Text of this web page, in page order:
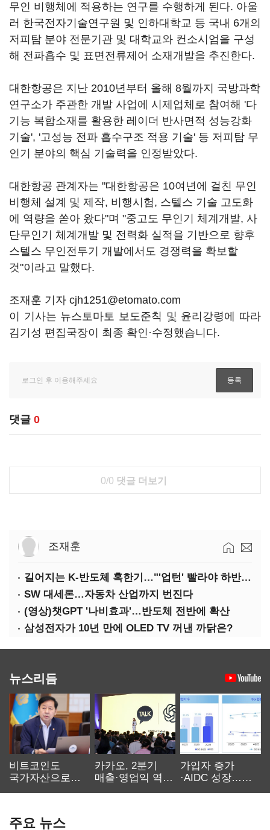
무인 비행체에 적용하는 연구를 수행하게 된다. 아울
러 한국전자기술연구원 및 인하대학교 등 국내 6개의
저피탐 분야 전문기관 및 대학교와 컨소시엄을 구성
해 전파흡수 및 표면전류제어 소재개발을 추진한다.
대한항공은 지난 2010년부터 올해 8월까지 국방과학
연구소가 주관한 개발 사업에 시제업체로 참여해 '다
기능 복합소재를 활용한 레이더 반사면적 성능강화
기술', '고성능 전파 흡수구조 적용 기술' 등 저피탐 무
인기 분야의 핵심 기술력을 인정받았다.
대한항공 관계자는 "대한항공은 10여년에 걸친 무인
비행체 설계 및 제작, 비행시험, 스텔스 기술 고도화
에 역량을 쏟아 왔다"며 "중고도 무인기 체계개발, 사
단무인기 체계개발 및 전력화 실적을 기반으로 향후
스텔스 무인전투기 개발에서도 경쟁력을 확보할
것"이라고 말했다.
조재훈 기자 cjh1251@etomato.com
이 기사는 뉴스토마토 보도준칙 및 윤리강령에 따라
김기성 편집국장이 최종 확인·수정했습니다.
댓글 0
0/0 댓글 더보기
조재훈
길어지는 K-반도체 혹한기…"'업턴' 빨라야 하반기"
SW 대세론…자동차 산업까지 번진다
(영상)챗GPT '나비효과'…반도체 전반에 확산
삼성전자가 10년 만에 OLED TV 꺼낸 까닭은?
뉴스리듬
비트코인도
국가자산으로…'
카카오, 2분기
매출·영업익 역대
가입자 증가
·AIDC 성장…
주요 뉴스